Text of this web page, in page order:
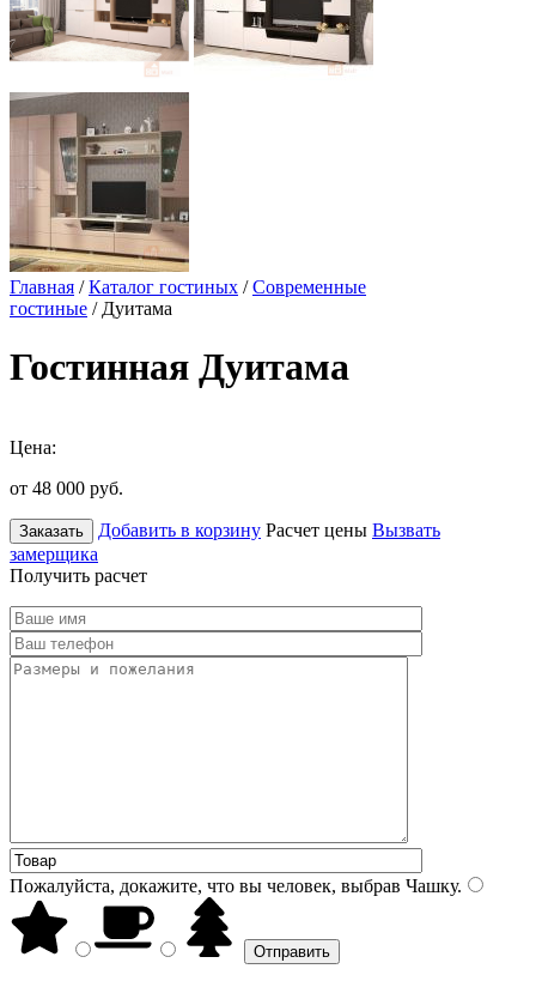
Главная /Каталог гостиных /Современные
гостиные / Дуитама
Гостинная Дуитама
Цена:
от 48 000 руб.
Заказать Добавить в корзину Расчет цены Вызвать
замерщика
Получить расчет
Пожалуйста, докажите, что вы человек, выбрав Чашку.